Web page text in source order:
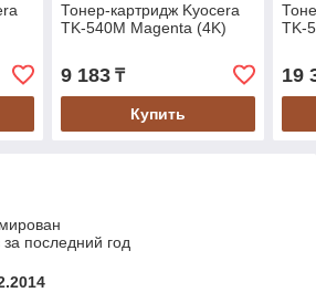
Тонер-картридж Kyocera
TK-540M Magenta (4K)
9 183₸
Купить
TK-
19
последний год